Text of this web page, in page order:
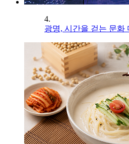
4.
광명, 시간을 걷는 문화